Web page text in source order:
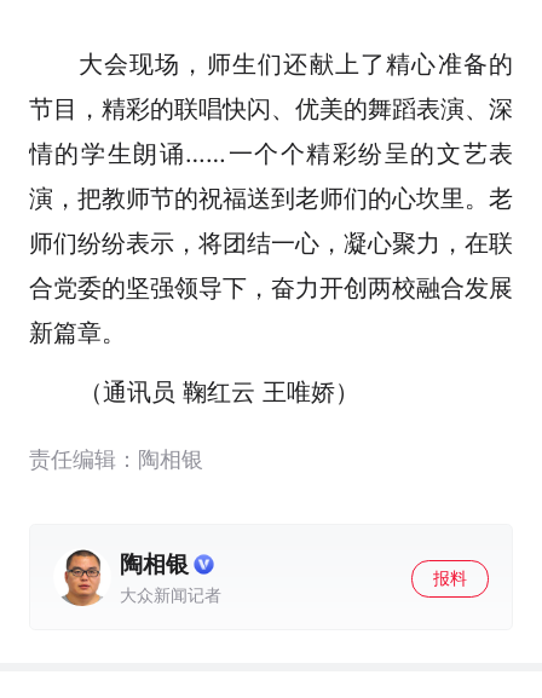
大会现场，师生们还献上了精心准备的
节目，精彩的联唱快闪、优美的舞蹈表演、深
情的学生朗诵……一个个精彩纷呈的文艺表
演，把教师节的祝福送到老师们的心坎里。老
师们纷纷表示，将团结一心，凝心聚力，在联
合党委的坚强领导下，奋力开创两校融合发展
新篇章。
（通讯员 鞠红云 王唯娇）
责任编辑：陶相银
陶相银
大众新闻记者
报料